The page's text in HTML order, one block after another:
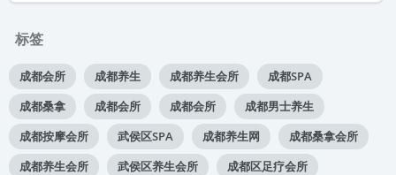
标签
成都会所 成都养生 成都养生会所
成都SPA
成都桑拿
成都会所 成都会所
成都男士养生
成都按摩会所
武侯区SPA 成都养生网
成都桑拿会所
成都养生会所
武侯区养生会所
成都区足疗会所